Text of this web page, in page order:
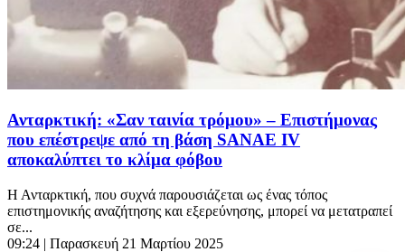
Ανταρκτική: «Σαν ταινία τρόμου» – Επιστήμονας
που επέστρεψε από τη βάση SANAE IV
αποκαλύπτει το κλίμα φόβου
Η Ανταρκτική, που συχνά παρουσιάζεται ως ένας τόπος
επιστημονικής αναζήτησης και εξερεύνησης, μπορεί να μετατραπεί
σε...
09:24 | Παρασκευή 21 Μαρτίου 2025